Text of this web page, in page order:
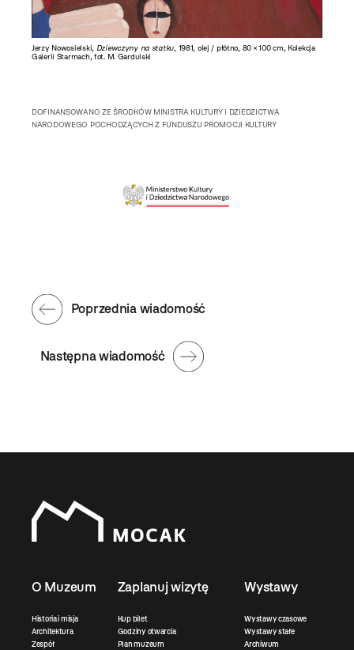
Jerzy Nowosielski, Dziewczyny na statku, 1981, olej / płótno, 80 × 100 cm, Kolekcja
Galerii Starmach, fot. M. Gardulski
DOFINANSOWANO ZE ŚRODKÓW MINISTRA KULTURY I DZIEDZICTWA
NARODOWEGO POCHODZĄCYCH Z FUNDUSZU PROMOCJI KULTURY
Następna wiadomość
Poprzednia wiadomość
O Muzeum
Historia i misja
Architektura
Zespół
Zaplanuj wizytę
Kup bilet
Godziny otwarcia
Plan muzeum
Wystawy
Wystawy czasowe
Wystawy stałe
Archiwum